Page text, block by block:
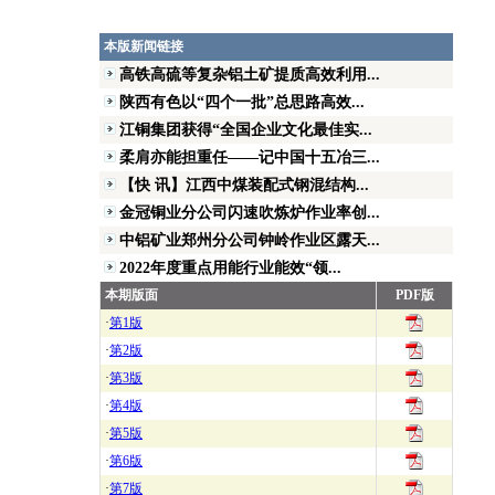
本版新闻链接
高铁高硫等复杂铝土矿提质高效利用...
陕西有色以“四个一批”总思路高效...
江铜集团获得“全国企业文化最佳实...
柔肩亦能担重任——记中国十五冶三...
【快 讯】江西中煤装配式钢混结构...
金冠铜业分公司闪速吹炼炉作业率创...
中铝矿业郑州分公司钟岭作业区露天...
2022年度重点用能行业能效“领...
本期版面
PDF版
·第1版
·第2版
·第3版
·第4版
·第5版
·第6版
·第7版